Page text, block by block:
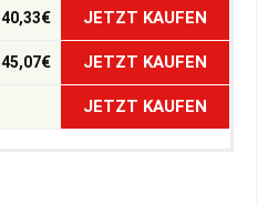
40,33€ JETZT KAUFEN
45,07€ JETZT KAUFEN
JETZT KAUFEN